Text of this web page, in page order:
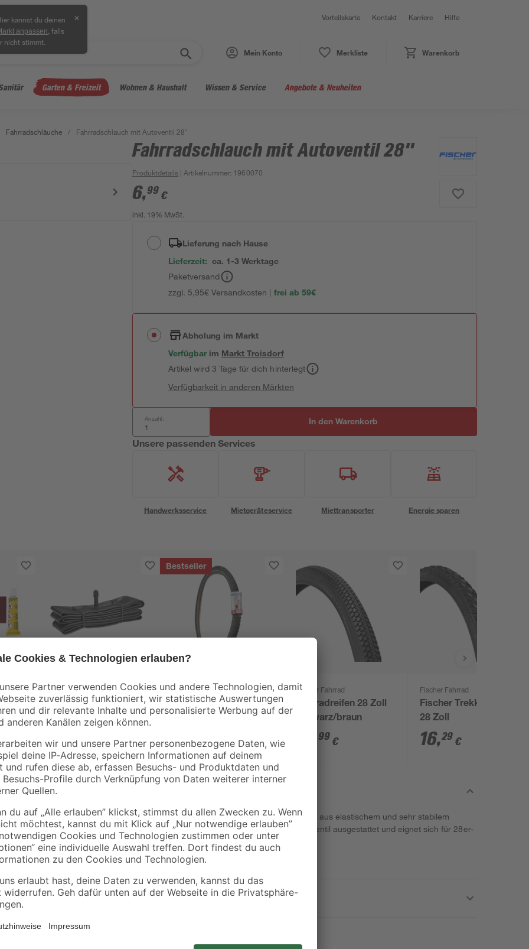
kannst du deinen
anpassen , falls
nicht stimmt.
✕ Vorteilskarte Kontakt Karriere Hilfe
Mein Konto Merkliste Warenkorb
Garten & Freizeit Wohnen & Haushalt Wissen & Service Angebote & Neuheiten
Fahrradschläuche / Fahrradschlauch mit Autoventil 28"
Fahrradschlauch mit Autoventil 28"
Produktdetails | Artikelnummer: 1960070
6,99 €
inkl. 19% MwSt.
Lieferung nach Hause
Lieferzeit: ca. 1-3 Werktage
Paketversand
zzgl. 5,95€ Versandkosten | frei ab 59€
Abholung im Markt
Verfügbar im MarktTroisdorf
Artikel wird 3 Tage für dich hinterlegt
Verfügbarkeit in anderen Märkten
Anzahl: In den Warenkorb
Unsere passenden Services
Handwerksservice Mietgeräteservice Miettransporter Energie sparen
9-
Fischer Fahrrad
Fahrradschlauch
Autoventil 26 Zoll
6, €
Bestseller
Fischer Fahrrad
Trekkingreifen 28"
19, €
Fischer Fahrrad
Fahrradreifen 28 Zoll
schwarz/braun
99 €
Fischer Fahrrad
Fischer Trekkingreifen
28 Zoll
16,29 €
Der Fahrradschlauch aus dem Hause Fischer ist aus elastischem und sehr stabilem
Material gemacht. Zudem ist er mit einem Autoventil ausgestattet und eignet sich für 28er-
Reifengrößen.